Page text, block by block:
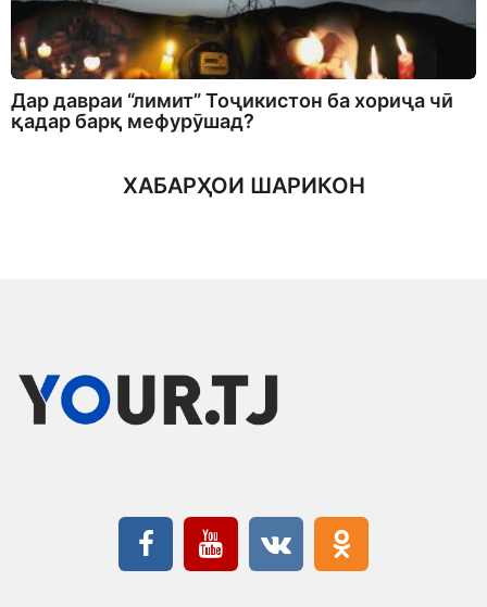
Дар давраи “лимит” Тоҷикистон ба хориҷа чӣ
қадар барқ мефурӯшад?
ХАБАРҲОИ ШАРИКОН